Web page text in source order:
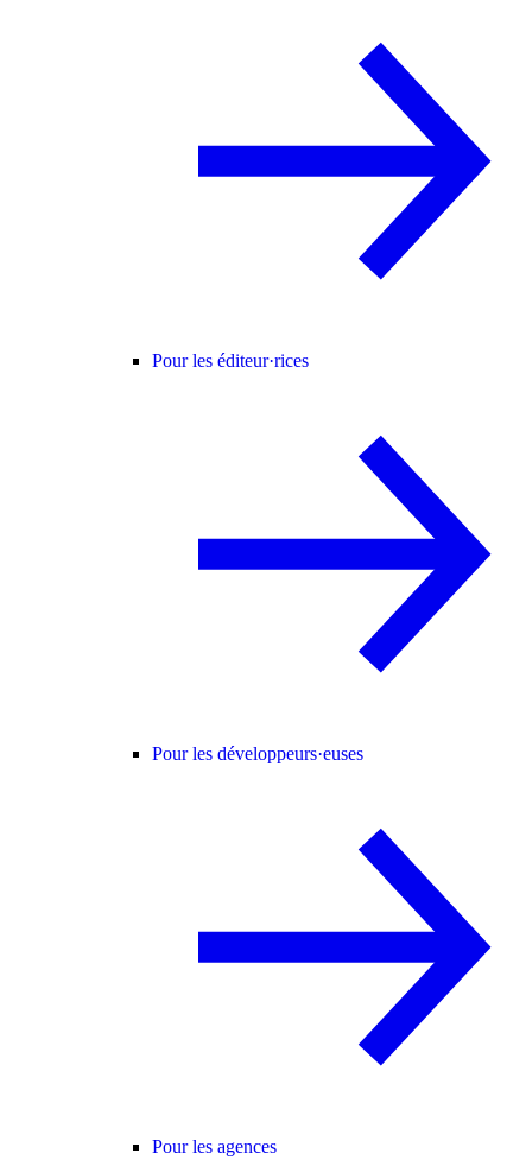
Pour les éditeur·rices
Pour les développeurs·euses
Pour les agences